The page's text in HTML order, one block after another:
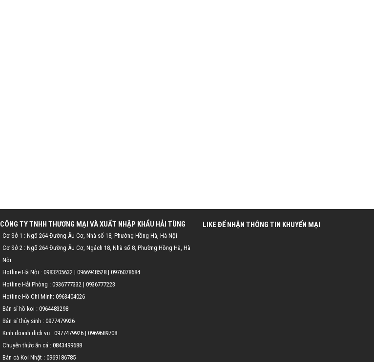
CÔNG TY TNHH THƯƠNG MẠI VÀ XUẤT NHẬP KHẨU HẢI TÙNG
Cơ Sở 1 : Ngõ 264 Đường Âu Cơ, Nhà số 18, Phường Hồng Hà, Hà Nội
Cơ Sở 2 : Ngõ 264 Đường Âu Cơ, Ngách 18, Nhà số 8, Phường Hồng Hà, Hà
Nội
Hotline Hà Nội :0983205632 |0966948528 |0976078684
Hotline Hải Phòng :0936777332 |0936777223
Hotline Hồ Chí Minh:0963404026
Bán sỉ hồ koi :0964483298
Bán sỉ thủy sinh :0977479926
Kinh doanh dịch vụ :0977479926 |0969689708
Chuyên thức ăn cá :0843499688
Bán cá Koi Nhật :0969186785
LIKE ĐỂ NHẬN THÔNG TIN KHUYẾN MẠI